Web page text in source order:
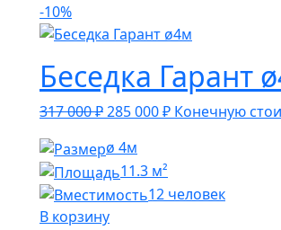
-10%
Беседка Гарант
317 000₽ Первоначальная
составляла
317
000 ₽.
285 000₽Текущая
Конечную
ø 4м
11.3 м²
12 человек
В корзину